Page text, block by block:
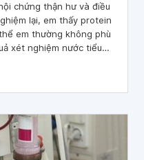
chứng thận hư và điều
lại, em thấy protein
em thường không phù
xét nghiệm nước tiểu